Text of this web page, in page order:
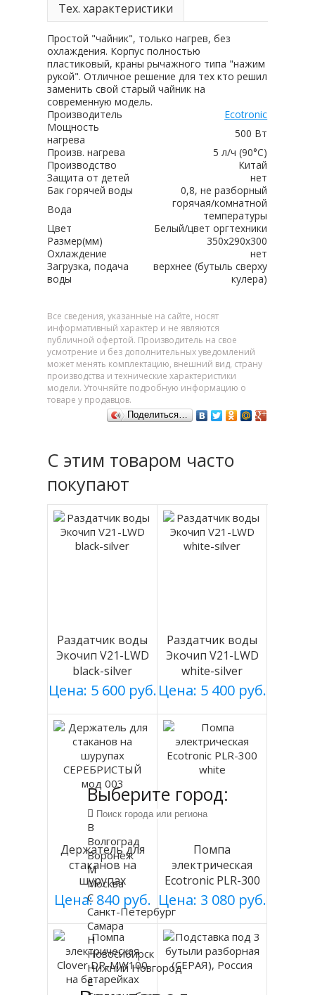
Тех. характеристики
Простой "чайник", только нагрев, без
охлаждения. Корпус полностью
пластиковый, краны рычажного типа "нажим
рукой". Отличное решение для тех кто решил
заменить свой старый чайник на
современную модель.
Производитель
Ecotronic
Мощность
нагрева
500 Вт
Произв. нагрева
5 л/ч (90°C)
Производство
Китай
Защита от детей
нет
Бак горячей воды
0,8, не разборный
Вода
горячая/комнатной
температуры
Цвет
Белый/цвет оргтехники
Размер(мм)
350x290x300
Охлаждение
нет
Загрузка, подача
воды
верхнее (бутыль сверху
кулера)
Все сведения, указанные на сайте, носят
информативный характер и не являются
публичной офертой. Производитель на свое
усмотрение и без дополнительных уведомлений
может менять комплектацию, внешний вид, страну
производства и технические характеристики
модели. Уточняйте подробную информацию о
товаре у продавцов.
Поделиться…
С этим товаром часто
покупают
Раздатчик воды
Экочип V21-LWD
black-silver
Цена: 5 600 руб.
Раздатчик воды
Экочип V21-LWD
white-silver
Цена: 5 400 руб.
Держатель для
стаканов на
шурупах
СЕРЕБРИСТЫЙ
мод 003
Цена: 840 руб.
Помпа
электрическая
Ecotronic PLR-300
white
Цена: 3 080 руб.
Выберите город:
В
Волгоград
Воронеж
М
Москва
С
Санкт-Петербург
Самара
Н
Новосибирск
Нижний Новгород
Е